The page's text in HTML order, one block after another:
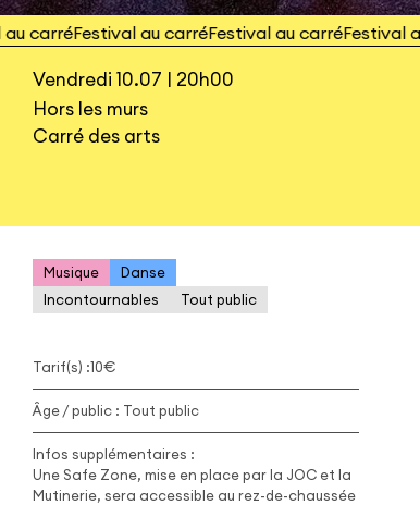
Festival au carréFestival au carréFestival au
Vendredi 10.07 | 20h00
Hors les murs
Carré des arts
Musique
Danse
Incontournables
Tout public
Tarif(s) :10€
Âge / public : Tout public
Infos supplémentaires :
Une Safe Zone, mise en place par la JOC et la
Mutinerie, sera accessible au rez-de-chaussée